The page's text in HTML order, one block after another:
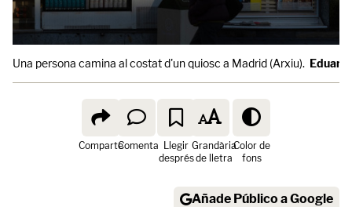
Una persona camina al costat d'un quiosc a Madrid (Arxiu).
ComparteComenta Llegir
després
Grandària
de lletra
Color de
fons
Añade Público a Google